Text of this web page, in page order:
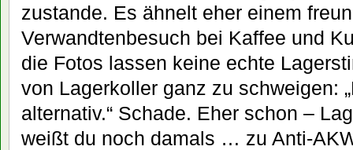
zustande. Es ähnelt eher einem
Verwandtenbesuch bei Kaffee und
die Fotos lassen keine echte
von Lagerkoller ganz zu schweigen:
alternativ.“ Schade. Eher schon –
weißt du noch damals … zu Anti-